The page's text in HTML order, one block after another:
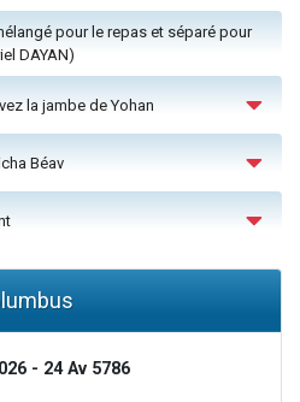
pour le repas et séparé pour
DAYAN)
la jambe de Yohan
Béav
- 24 Av 5786